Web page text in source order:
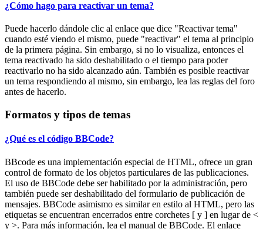
¿Cómo hago para reactivar un tema?
Puede hacerlo dándole clic al enlace que dice "Reactivar tema"
cuando esté viendo el mismo, puede "reactivar" el tema al principio
de la primera página. Sin embargo, si no lo visualiza, entonces el
tema reactivado ha sido deshabilitado o el tiempo para poder
reactivarlo no ha sido alcanzado aún. También es posible reactivar
un tema respondiendo al mismo, sin embargo, lea las reglas del foro
antes de hacerlo.
Formatos y tipos de temas
¿Qué es el código BBCode?
BBcode es una implementación especial de HTML, ofrece un gran
control de formato de los objetos particulares de las publicaciones.
El uso de BBCode debe ser habilitado por la administración, pero
también puede ser deshabilitado del formulario de publicación de
mensajes. BBCode asimismo es similar en estilo al HTML, pero las
etiquetas se encuentran encerrados entre corchetes [ y ] en lugar de <
y >. Para más información, lea el manual de BBCode. El enlace